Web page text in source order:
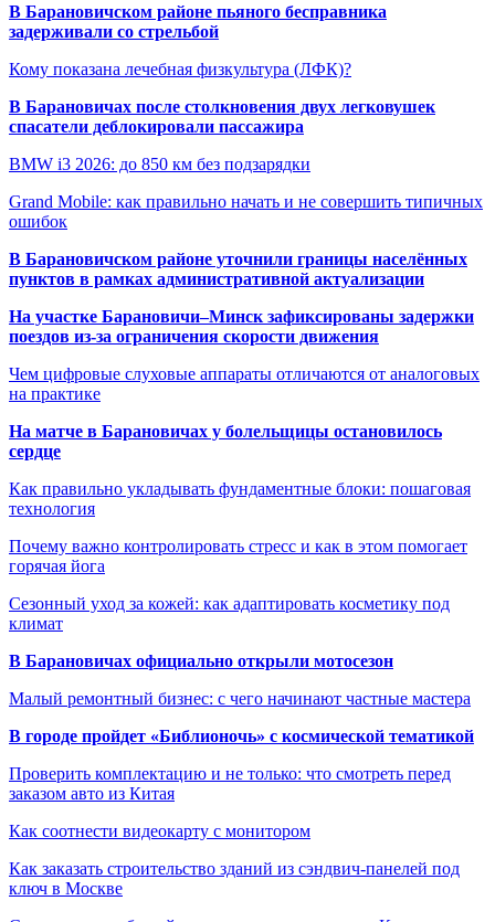
В Барановичском районе пьяного бесправника
задерживали со стрельбой
Кому показана лечебная физкультура (ЛФК)?
В Барановичах после столкновения двух легковушек
спасатели деблокировали пассажира
BMW i3 2026: до 850 км без подзарядки
Grand Mobile: как правильно начать и не совершить типичных
ошибок
В Барановичском районе уточнили границы населённых
пунктов в рамках административной актуализации
На участке Барановичи–Минск зафиксированы задержки
поездов из-за ограничения скорости движения
Чем цифровые слуховые аппараты отличаются от аналоговых
на практике
На матче в Барановичах у болельщицы остановилось
сердце
Как правильно укладывать фундаментные блоки: пошаговая
технология
Почему важно контролировать стресс и как в этом помогает
горячая йога
Сезонный уход за кожей: как адаптировать косметику под
климат
В Барановичах официально открыли мотосезон
Малый ремонтный бизнес: с чего начинают частные мастера
В городе пройдет «Библионочь» с космической тематикой
Проверить комплектацию и не только: что смотреть перед
заказом авто из Китая
Как соотнести видеокарту с монитором
Как заказать строительство зданий из сэндвич-панелей под
ключ в Москве